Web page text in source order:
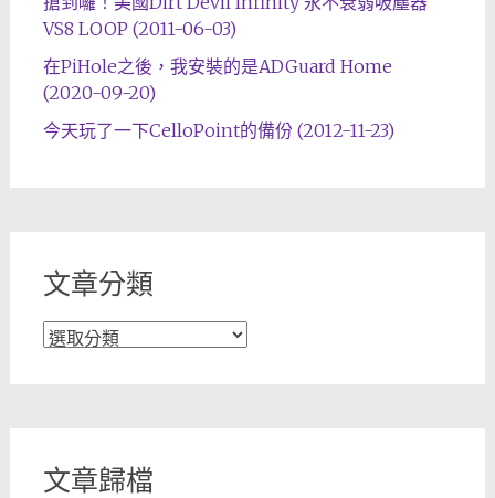
VS8 LOOP (2011-06-03)
在PiHole之後，我安裝的是ADGuard Home
(2020-09-20)
今天玩了一下CelloPoint的備份 (2012-11-23)
文章分類
文
文章歸檔